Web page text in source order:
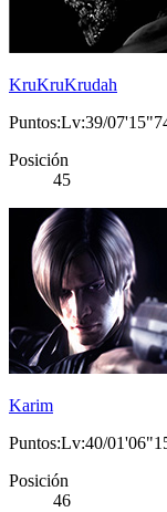
KruKruKrudah
Puntos:Lv:39/
Posición
45
Karim
Puntos:Lv:40/
Posición
46